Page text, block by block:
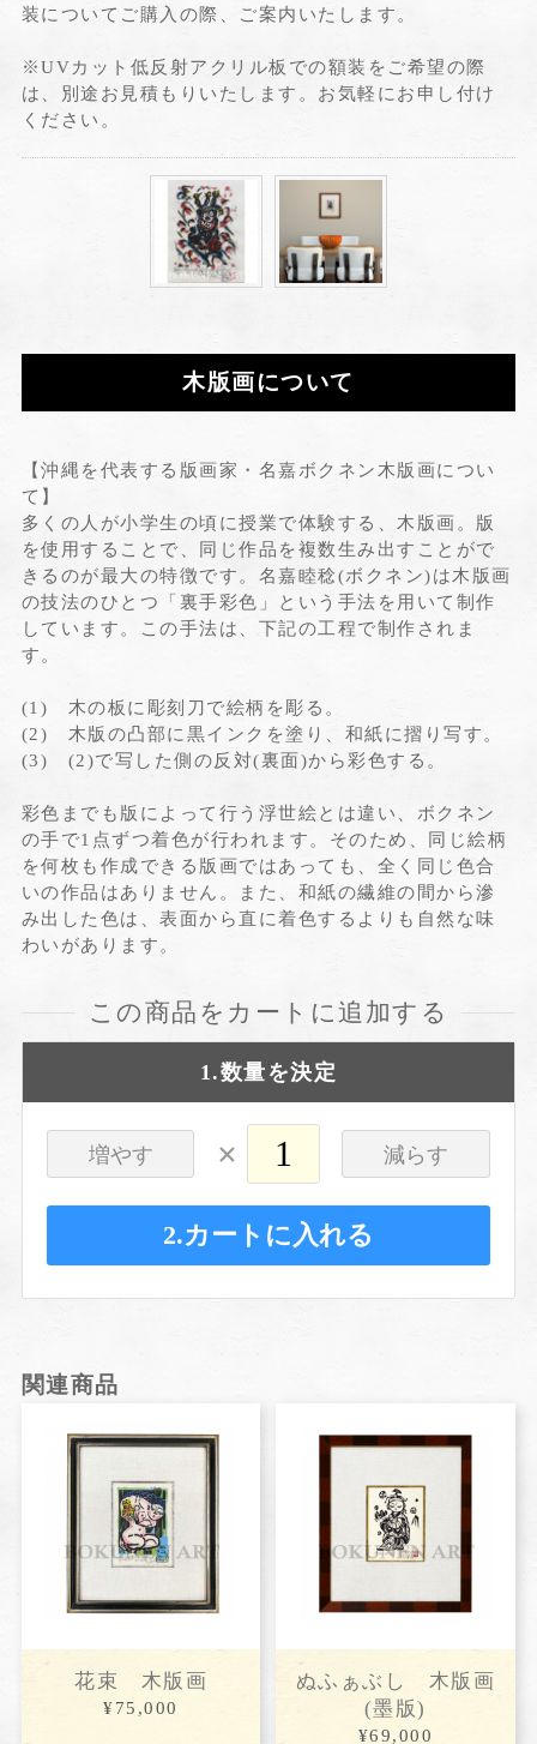
装についてご購入の際、ご案内いたします。
※UVカット低反射アクリル板での額装をご希望の際
は、別途お見積もりいたします。お気軽にお申し付け
ください。
木版画について
【沖縄を代表する版画家・名嘉ボクネン木版画につい
て】
多くの人が小学生の頃に授業で体験する、木版画。版
を使用することで、同じ作品を複数生み出すことがで
きるのが最大の特徴です。名嘉睦稔(ボクネン)は木版画
の技法のひとつ「裏手彩色」という手法を用いて制作
しています。この手法は、下記の工程で制作されま
す。
(1) 木の板に彫刻刀で絵柄を彫る。
(2) 木版の凸部に黒インクを塗り、和紙に摺り写す。
(3) (2)で写した側の反対(裏面)から彩色する。
彩色までも版によって行う浮世絵とは違い、ボクネン
の手で1点ずつ着色が行われます。そのため、同じ絵柄
を何枚も作成できる版画ではあっても、全く同じ色合
いの作品はありません。また、和紙の繊維の間から滲
み出した色は、表面から直に着色するよりも自然な味
わいがあります。
この商品をカートに追加する
1.数量を決定
増やす × 減らす
2.カートに入れる
関連商品
花束 木版画
¥75,000
ぬふぁぶし 木版画
(墨版)
¥69,000